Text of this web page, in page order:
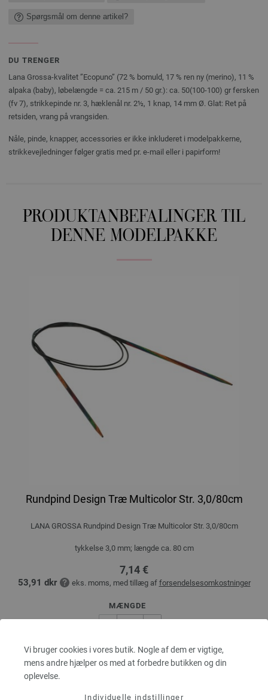
Vi bruger cookies i vores butik. Nogle af dem er vigtige,
mens andre hjælper os med at forbedre butikken og din
oplevelse.
Individuelle indstillinger
Spørgsmål om denne artikel?
DU TRENGER
Lana Grossa-kvalitet ”Ecopuno” (72 % bomuld, 17 % ren ny (merino), 11 %
alpaka (baby), løbelængde = ca. 215 m / 50 gr.): ca. 50(100-100) gr fersken
(fv 7), strikkepinde nr. 3, hæklenål nr. 2½, 1 knap, 14 mm Ø. Glat: Ret på
retsiden, vrang på vrangsiden.
Nåle, pinde, knapper, accessories er ikke inkluderet i modelpakkerne,
strikkevejledninger følger gratis med pr. e-mail eller i papirform!
PRODUKTANBEFALINGER TIL
DENNE MODELPAKKE
Rundpind Design Træ Multicolor Str. 3,0/80cm
LANA GROSSA Rundpind Design Træ Multicolor Str. 3,0/80cm
tykkelse 3,0 mm; længde ca. 80 cm
7,14 €
53,91 dkr eks. moms, med tillæg af forsendelsesomkostninger
MÆNGDE
I INDKØBSKURVEN
Sæt på ønskeseddel